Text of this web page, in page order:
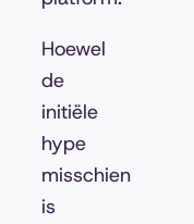
Hoewel
de
initiële
hype
misschien
is